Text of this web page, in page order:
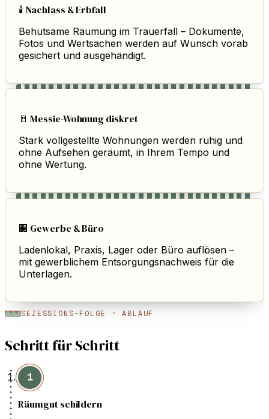
🕯️ Nachlass & Erbfall
Behutsame Räumung im Trauerfall – Dokumente,
Fotos und Wertsachen werden auf Wunsch vorab
gesichert und ausgehändigt.
🚪 Messie-Wohnung diskret
Stark vollgestellte Wohnungen werden ruhig und
ohne Aufsehen geräumt, in Ihrem Tempo und
ohne Wertung.
🏢 Gewerbe & Büro
Ladenlokal, Praxis, Lager oder Büro auflösen –
mit gewerblichem Entsorgungsnachweis für die
Unterlagen.
SEZESSIONS-FOLGE · ABLAUF
Schritt für Schritt
1
Räumgut schildern